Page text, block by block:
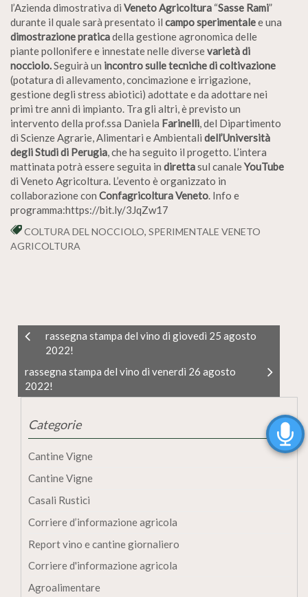
l’Azienda dimostrativa di Veneto Agricoltura “Sasse Rami”
durante il quale sarà presentato il campo sperimentalee una
dimostrazione praticadella gestione agronomica delle
piante pollonifere e innestate nelle diversevarietà di
nocciolo.Seguirà un incontro sulle tecniche di coltivazione
(potatura di allevamento, concimazione e irrigazione,
gestione degli stress abiotici) adottate e da adottare nei
primi tre anni di impianto. Tra gli altri, è previsto un
intervento della prof.ssa Daniela Farinelli, del Dipartimento
di Scienze Agrarie, Alimentari e Ambientali dell’Università
degli Studi di Perugia, che ha seguito il progetto. L’intera
mattinata potrà essere seguita in direttasul canaleYouTube
di Veneto Agricoltura. L’evento è organizzato in
collaborazione con Confagricoltura Veneto. Info e
programma:https://bit.ly/3JqZw17
COLTURA DEL NOCCIOLO, SPERIMENTALE VENETO
AGRICOLTURA
rassegna stampa del vino di giovedì 25 agosto
2022!
rassegna stampa del vino di venerdì 26 agosto
2022!
Categorie
Cantine Vigne
Cantine Vigne
Casali Rustici
Corriere d’informazione agricola
Report vino e cantine giornaliero
Corriere d'informazione agricola
Agroalimentare